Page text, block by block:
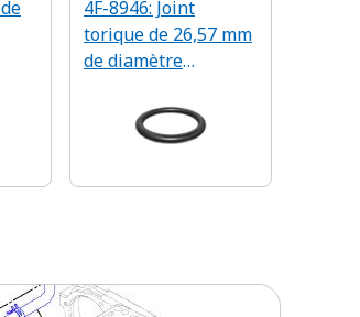
4F-8946: Joint
torique de 26,57 mm
de diamètre